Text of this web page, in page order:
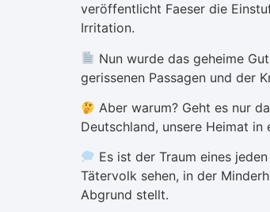
veröffentlicht Faeser die
Irritation.
Nun wurde das geheime
gerissenen Passagen und der
Aber warum? Geht es nur
Deutschland, unsere Heimat
Es ist der Traum eines
Tätervolk sehen, in der
Abgrund stellt.